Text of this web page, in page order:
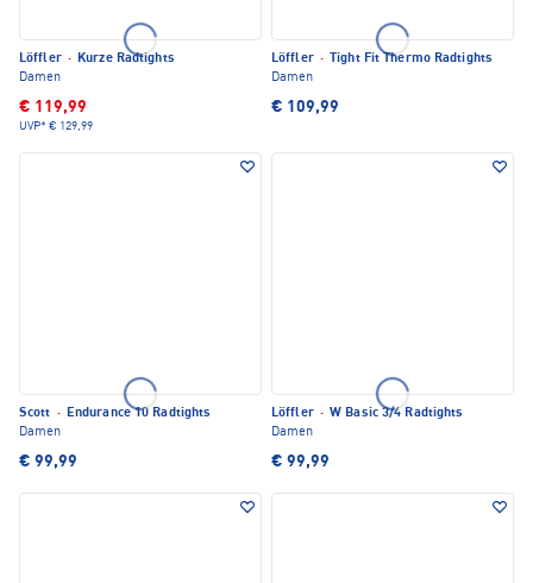
Löffler · Kurze Radtights
Damen
€ 119,99
UVP* € 129,99
Löffler ·
Tight Fit Thermo Radtights
Damen
€ 109,99
Scott · Endurance 10 Radtights
Damen
€ 99,99
Löffler · W Basic 3/4 Radtights
Damen
€ 99,99